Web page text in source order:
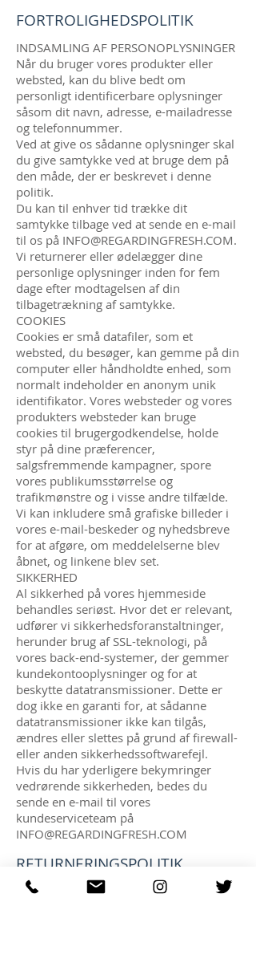
FORTROLIGHEDSPOLITIK
INDSAMLING AF PERSONOPLYSNINGER
Når du bruger vores produkter eller
websted, kan du blive bedt om
personligt identificerbare oplysninger
såsom dit navn, adresse, e-mailadresse
og telefonnummer.
Ved at give os sådanne oplysninger skal
du give samtykke ved at bruge dem på
den måde, der er beskrevet i denne
politik.
Du kan til enhver tid trække dit
samtykke tilbage ved at sende en e-mail
til os på INFO@REGARDINGFRESH.COM.
Vi returnerer eller ødelægger dine
personlige oplysninger inden for fem
dage efter modtagelsen af din
tilbagetrækning af samtykke.
COOKIES
Cookies er små datafiler, som et
websted, du besøger, kan gemme på din
computer eller håndholdte enhed, som
normalt indeholder en anonym unik
identifikator. Vores websteder og vores
produkters websteder kan bruge
cookies til brugergodkendelse, holde
styr på dine præferencer,
salgsfremmende kampagner, spore
vores publikumsstørrelse og
trafikmønstre og i visse andre tilfælde.
Vi kan inkludere små grafiske billeder i
vores e-mail-beskeder og nyhedsbreve
for at afgøre, om meddelelserne blev
åbnet, og linkene blev set.
SIKKERHED
Al sikkerhed på vores hjemmeside
behandles seriøst. Hvor det er relevant,
udfører vi sikkerhedsforanstaltninger,
herunder brug af SSL-teknologi, på
vores back-end-systemer, der gemmer
kundekontooplysninger og for at
beskytte datatransmissioner. Dette er
dog ikke en garanti for, at sådanne
datatransmissioner ikke kan tilgås,
ændres eller slettes på grund af firewall-
eller anden sikkerhedssoftwarefejl.
Hvis du har yderligere bekymringer
vedrørende sikkerheden, bedes du
sende en e-mail til vores
kundeserviceteam på
INFO@REGARDINGFRESH.COM
RETURNERINGSPOLITIK
Vender tilbage: